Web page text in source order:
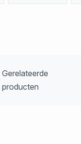
Gerelateerde
producten